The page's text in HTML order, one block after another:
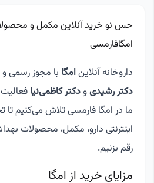
حس نو خرید آنلاین مکمل و
امگافارمسی
داروخانه آنلاینامگا با مجوز رسمی و
دکتر رشیدیودکتر کاظمی‌نیا
ما در امگا فارمسی تلاش می‌کنیم تا
اینترنتی دارو، مکمل، محصولات
رقم بزنیم.
مزایای خرید از امگا